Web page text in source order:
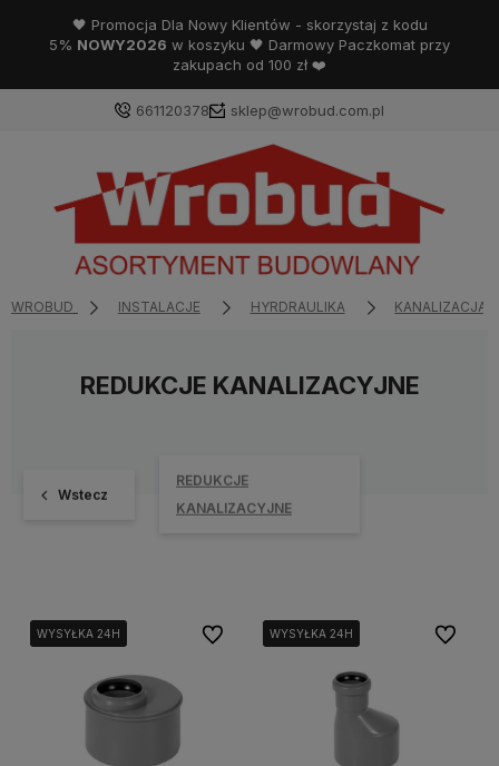
🖤 Promocja Dla Nowy Klientów - skorzystaj z kodu
5% NOWY2026 w koszyku 🖤 Darmowy Paczkomat przy
zakupach od 100 zł ❤️
661120378 sklep@wrobud.com.pl
WROBUD INSTALACJE HYRDRAULIKA KANALIZACJA I
REDUKCJE KANALIZACYJNE
Wstecz
REDUKCJE
KANALIZACYJNE
WYSYŁKA 24H
WYSYŁKA 24H
WYSYŁKA 24H Do ulubionychWYSYŁKA 24H
WYSYŁKA 24H
WYSYŁKA 24H Do